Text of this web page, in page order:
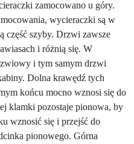
zamocowano u góry.
wycieraczki są w
część szyby. Drzwi zawsze
i różnią się. W
i tym samym drzwi
Dolna krawędź tych
końcu mocno wznosi się do
klamki pozostaje pionowa, by
wznosić się i przejść do
pionowego. Górna